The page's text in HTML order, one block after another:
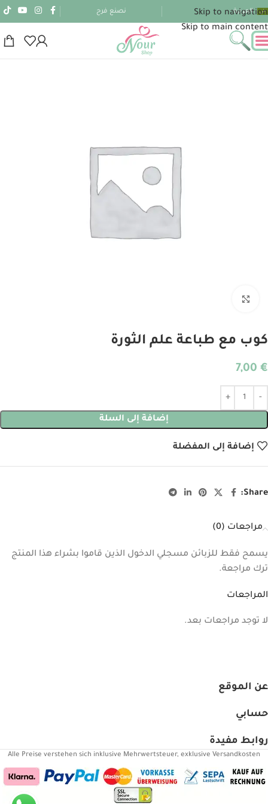
Skip to navigation
Skip to main content
العربية نصنع فرح
كوب مع طباعة علم الثورة
7,00 €
إضافة إلى السلة
Alternative:
إضافة إلى المفضلة
Share:
مراجعات (0)
المراجعات
لا توجد مراجعات بعد.
يسمح فقط للزبائن مسجلي الدخول الذين قاموا بشراء هذا المنتج
ترك مراجعة.
عن الموقع
حسابي
روابط مفيدة
Alle Preise verstehen sich inklusive Mehrwertsteuer, exklusive Versandkosten